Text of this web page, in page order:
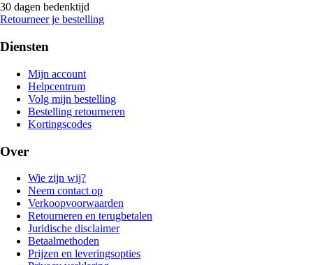
30 dagen bedenktijd
Retourneer je bestelling
Diensten
Mijn account
Helpcentrum
Volg mijn bestelling
Bestelling retourneren
Kortingscodes
Over
Wie zijn wij?
Neem contact op
Verkoopvoorwaarden
Retourneren en terugbetalen
Juridische disclaimer
Betaalmethoden
Prijzen en leveringsopties